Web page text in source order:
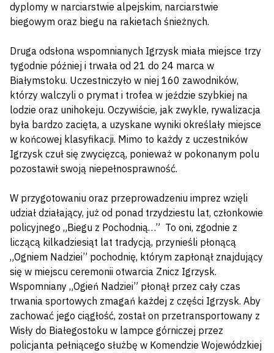
dyplomy w narciarstwie alpejskim, narciarstwie
biegowym oraz biegu na rakietach śnieżnych.
Druga odsłona wspomnianych Igrzysk miała miejsce trzy
tygodnie później i trwała od 21 do 24 marca w
Białymstoku. Uczestniczyło w niej 160 zawodników,
którzy walczyli o prymat i trofea w jeździe szybkiej na
lodzie oraz unihokeju. Oczywiście, jak zwykle, rywalizacja
była bardzo zacięta, a uzyskane wyniki określały miejsce
w końcowej klasyfikacji. Mimo to każdy z uczestników
Igrzysk czuł się zwycięzcą, ponieważ w pokonanym polu
pozostawił swoją niepełnosprawność.
W przygotowaniu oraz przeprowadzeniu imprez wzięli
udział działający, już od ponad trzydziestu lat, członkowie
policyjnego „Biegu z Pochodnią…” To oni, zgodnie z
liczącą kilkadziesiąt lat tradycją, przynieśli płonącą
„Ogniem Nadziei” pochodnię, którym zapłonął znajdujący
się w miejscu ceremonii otwarcia Znicz Igrzysk.
Wspomniany „Ogień Nadziei” płonął przez cały czas
trwania sportowych zmagań każdej z części Igrzysk. Aby
zachować jego ciągłość, został on przetransportowany z
Wisły do Białegostoku w lampce górniczej przez
policjanta pełniącego służbę w Komendzie Wojewódzkiej